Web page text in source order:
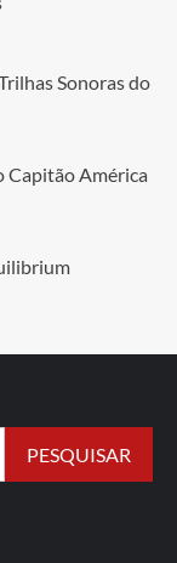
Sonoras do
Capitão América